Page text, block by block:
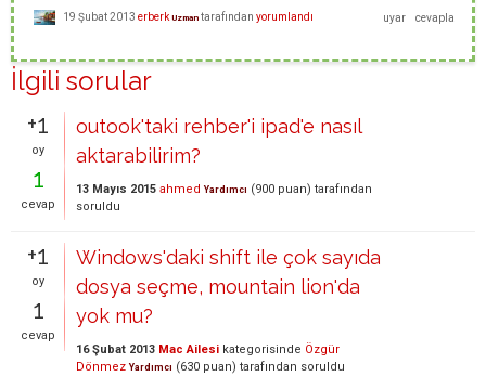
19 Şubat 2013 erberk Uzman tarafından yorumlandı
İlgili sorular
+1
oy
1
cevap
outook'taki rehber'i ipad'e nasıl
aktarabilirim?
13 Mayıs 2015 ahmed Yardımcı (900 puan) tarafından
soruldu
+1
oy
1
cevap
Windows'daki shift ile çok sayıda
dosya seçme, mountain lion'da
yok mu?
16 Şubat 2013 Mac Ailesi kategorisinde Özgür
Dönmez Yardımcı (630 puan) tarafından soruldu